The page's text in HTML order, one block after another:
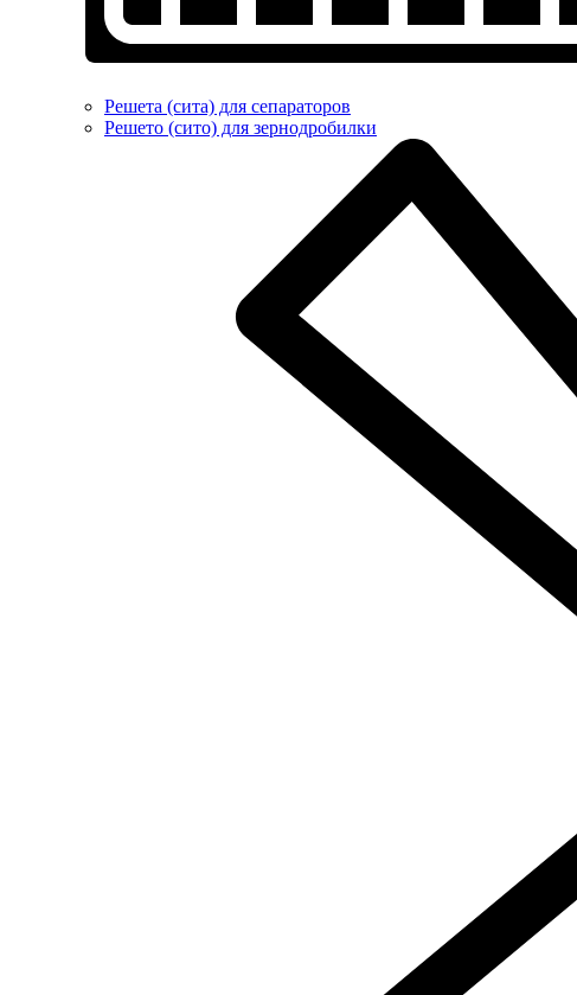
Решета (сита) для сепараторов
Решето (сито) для зернодробилки